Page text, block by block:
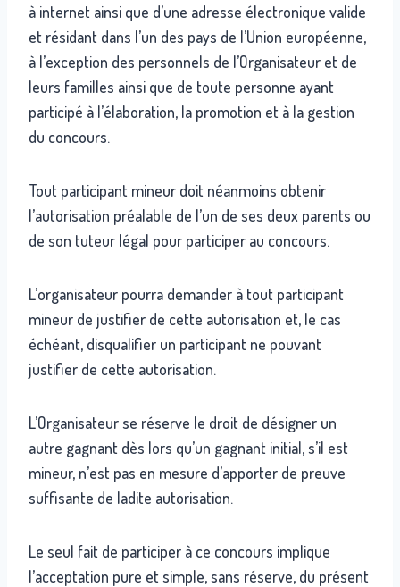
à internet ainsi que d’une adresse électronique valide
et résidant dans l’un des pays de l’Union européenne,
à l’exception des personnels de l’Organisateur et de
leurs familles ainsi que de toute personne ayant
participé à l’élaboration, la promotion et à la gestion
du concours.
Tout participant mineur doit néanmoins obtenir
l’autorisation préalable de l’un de ses deux parents ou
de son tuteur légal pour participer au concours.
L’organisateur pourra demander à tout participant
mineur de justifier de cette autorisation et, le cas
échéant, disqualifier un participant ne pouvant
justifier de cette autorisation.
L’Organisateur se réserve le droit de désigner un
autre gagnant dès lors qu’un gagnant initial, s’il est
mineur, n’est pas en mesure d’apporter de preuve
suffisante de ladite autorisation.
Le seul fait de participer à ce concours implique
l’acceptation pure et simple, sans réserve, du présent